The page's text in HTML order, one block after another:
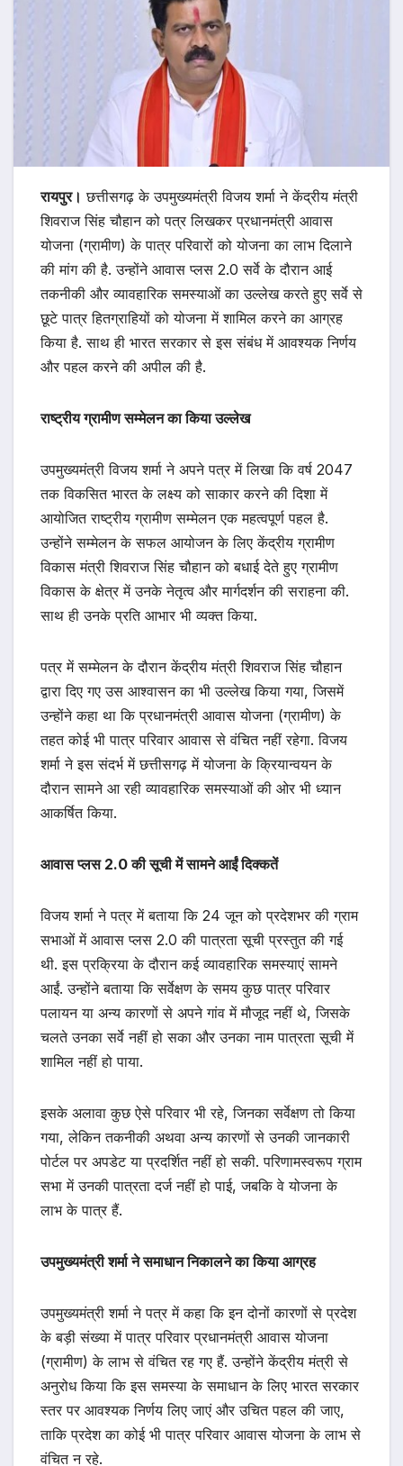
रायपुर। छत्तीसगढ़ के उपमुख्यमंत्री विजय शर्मा ने केंद्रीय मंत्री
शिवराज सिंह चौहान को पत्र लिखकर प्रधानमंत्री आवास
योजना (ग्रामीण) के पात्र परिवारों को योजना का लाभ दिलाने
की मांग की है. उन्होंने आवास प्लस 2.0 सर्वे के दौरान आई
तकनीकी और व्यावहारिक समस्याओं का उल्लेख करते हुए सर्वे से
छूटे पात्र हितग्राहियों को योजना में शामिल करने का आग्रह
किया है. साथ ही भारत सरकार से इस संबंध में आवश्यक निर्णय
और पहल करने की अपील की है.
राष्ट्रीय ग्रामीण सम्मेलन का किया उल्लेख
उपमुख्यमंत्री विजय शर्मा ने अपने पत्र में लिखा कि वर्ष 2047
तक विकसित भारत के लक्ष्य को साकार करने की दिशा में
आयोजित राष्ट्रीय ग्रामीण सम्मेलन एक महत्वपूर्ण पहल है.
उन्होंने सम्मेलन के सफल आयोजन के लिए केंद्रीय ग्रामीण
विकास मंत्री शिवराज सिंह चौहान को बधाई देते हुए ग्रामीण
विकास के क्षेत्र में उनके नेतृत्व और मार्गदर्शन की सराहना की.
साथ ही उनके प्रति आभार भी व्यक्त किया.
पत्र में सम्मेलन के दौरान केंद्रीय मंत्री शिवराज सिंह चौहान
द्वारा दिए गए उस आश्वासन का भी उल्लेख किया गया, जिसमें
उन्होंने कहा था कि प्रधानमंत्री आवास योजना (ग्रामीण) के
तहत कोई भी पात्र परिवार आवास से वंचित नहीं रहेगा. विजय
शर्मा ने इस संदर्भ में छत्तीसगढ़ में योजना के क्रियान्वयन के
दौरान सामने आ रही व्यावहारिक समस्याओं की ओर भी ध्यान
आकर्षित किया.
आवास प्लस 2.0 की सूची में सामने आईं दिक्कतें
विजय शर्मा ने पत्र में बताया कि 24 जून को प्रदेशभर की ग्राम
सभाओं में आवास प्लस 2.0 की पात्रता सूची प्रस्तुत की गई
थी. इस प्रक्रिया के दौरान कई व्यावहारिक समस्याएं सामने
आईं. उन्होंने बताया कि सर्वेक्षण के समय कुछ पात्र परिवार
पलायन या अन्य कारणों से अपने गांव में मौजूद नहीं थे, जिसके
चलते उनका सर्वे नहीं हो सका और उनका नाम पात्रता सूची में
शामिल नहीं हो पाया.
इसके अलावा कुछ ऐसे परिवार भी रहे, जिनका सर्वेक्षण तो किया
गया, लेकिन तकनीकी अथवा अन्य कारणों से उनकी जानकारी
पोर्टल पर अपडेट या प्रदर्शित नहीं हो सकी. परिणामस्वरूप ग्राम
सभा में उनकी पात्रता दर्ज नहीं हो पाई, जबकि वे योजना के
लाभ के पात्र हैं.
उपमुख्यमंत्री शर्मा ने समाधान निकालने का किया आग्रह
उपमुख्यमंत्री शर्मा ने पत्र में कहा कि इन दोनों कारणों से प्रदेश
के बड़ी संख्या में पात्र परिवार प्रधानमंत्री आवास योजना
(ग्रामीण) के लाभ से वंचित रह गए हैं. उन्होंने केंद्रीय मंत्री से
अनुरोध किया कि इस समस्या के समाधान के लिए भारत सरकार
स्तर पर आवश्यक निर्णय लिए जाएं और उचित पहल की जाए,
ताकि प्रदेश का कोई भी पात्र परिवार आवास योजना के लाभ से
वंचित न रहे.